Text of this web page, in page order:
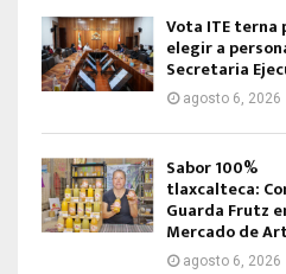
Vota ITE terna
elegir a
Secretaria
agosto 6, 2026
Sabor 100%
tlaxcalteca:
Guarda Frutz
Mercado de
agosto 6, 2026